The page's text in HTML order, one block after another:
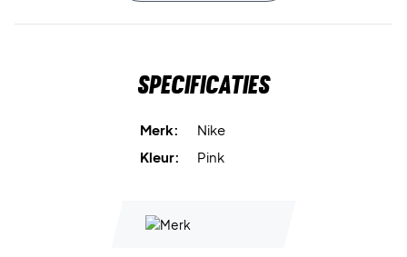
bewegen en volledig op je spel kunt concentreren. Het
een sportieve en moderne look die op de baan echt opvalt.
Blijf droog en comfortabel – kies de Nike Swoosh Classic
72% katoen, 13% nylon, 10% polyester, 4%
Specificaties
Merk:
Nike
Kleur:
Pink